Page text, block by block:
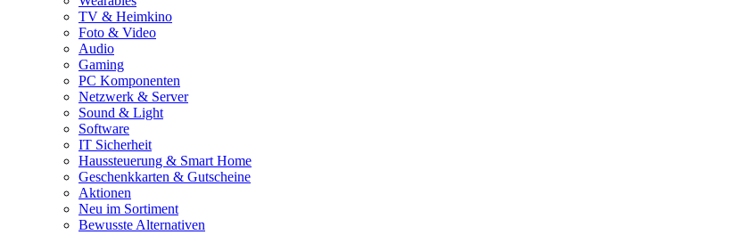
TV & Heimkino
Foto & Video
Audio
Gaming
PC Komponenten
Netzwerk & Server
Sound & Light
Software
IT Sicherheit
Haussteuerung & Smart Home
Geschenkkarten & Gutscheine
Aktionen
Neu im Sortiment
Bewusste Alternativen